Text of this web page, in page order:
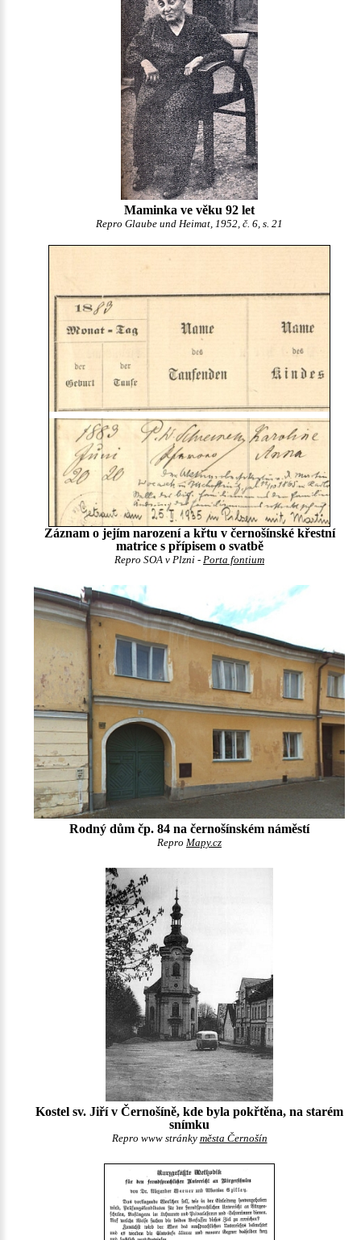
Maminka ve věku 92 let
Repro Glaube und Heimat, 1952, č. 6, s. 21
Záznam o jejím narození a křtu v černošínské křestní
matrice s přípisem o svatbě
Repro SOA v Plzni - Porta fontium
Rodný dům čp. 84 na černošínském náměstí
Repro Mapy.cz
Kostel sv. Jiří v Černošíně, kde byla pokřtěna, na starém
snímku
Repro www stránky města Černošín